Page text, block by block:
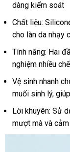
Đầu
Mềm
Mịn
Thích
Cực
dàng kiểm soát
Chất liệu:
cho làn da nhạy
Tính năng: Hai
nghiệm nhiều
Vệ sinh nhanh
muối sinh lý,
Lời khuyên: Sử
mượt mà và